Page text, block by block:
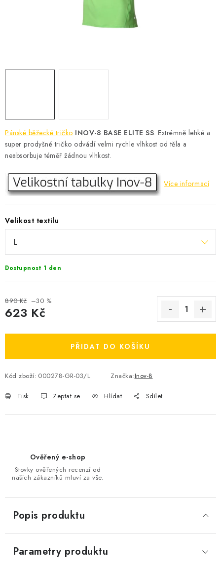
MEGA SLEVY
NOVINKY
NOVINKY MIZUNO
NOVINKY INOV-8
OBLÍBENÉ DROBNOSTI
ZNAČKY
Jak vyměnit nebo vrátit zboží
Obchodní podmínky
Ochrana osobních údajů
Zásady používání souborů cookies
Pánské běžecké tričko INOV-8 BASE ELITE SS. Extrémně lehké a
super prodyšné tričko odvádí velmi rychle vlhkost od těla a
neabsorbuje téměř žádnou vlhkost.
Více informací
Velikost textilu
Dostupnost 1 den
890 Kč –30 %
623 Kč
PŘIDAT DO KOŠÍKU
Kód zboží: 000278-GR-03/L Značka:Inov-8
Tisk Zeptat se Hlídat Sdílet
Ověřený e-shop
Stovky ověřených recenzí od
našich zákazníků mluví za vše.
Popis produktu
Parametry produktu